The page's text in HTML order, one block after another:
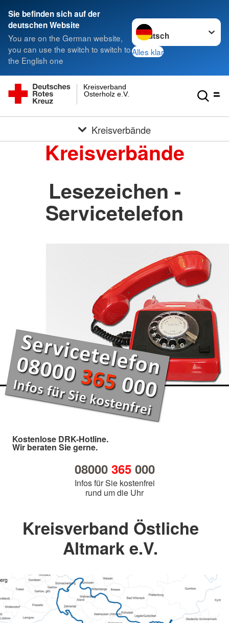
Sie befinden sich auf der
deutschen Website
You are on the German website,
you can use the switch to switch to
the English one
Sprache wechseln zu
Alles klar
Osterholz e.V.
Kreisverband
Kreisverbände
Kreisverbände
Lesezeichen -
Servicetelefon
Kostenlose DRK-Hotline.
Wir beraten Sie gerne.
08000 365000
Infos für Sie kostenfrei
rund um die Uhr
Kreisverband Östliche
Altmark e.V.